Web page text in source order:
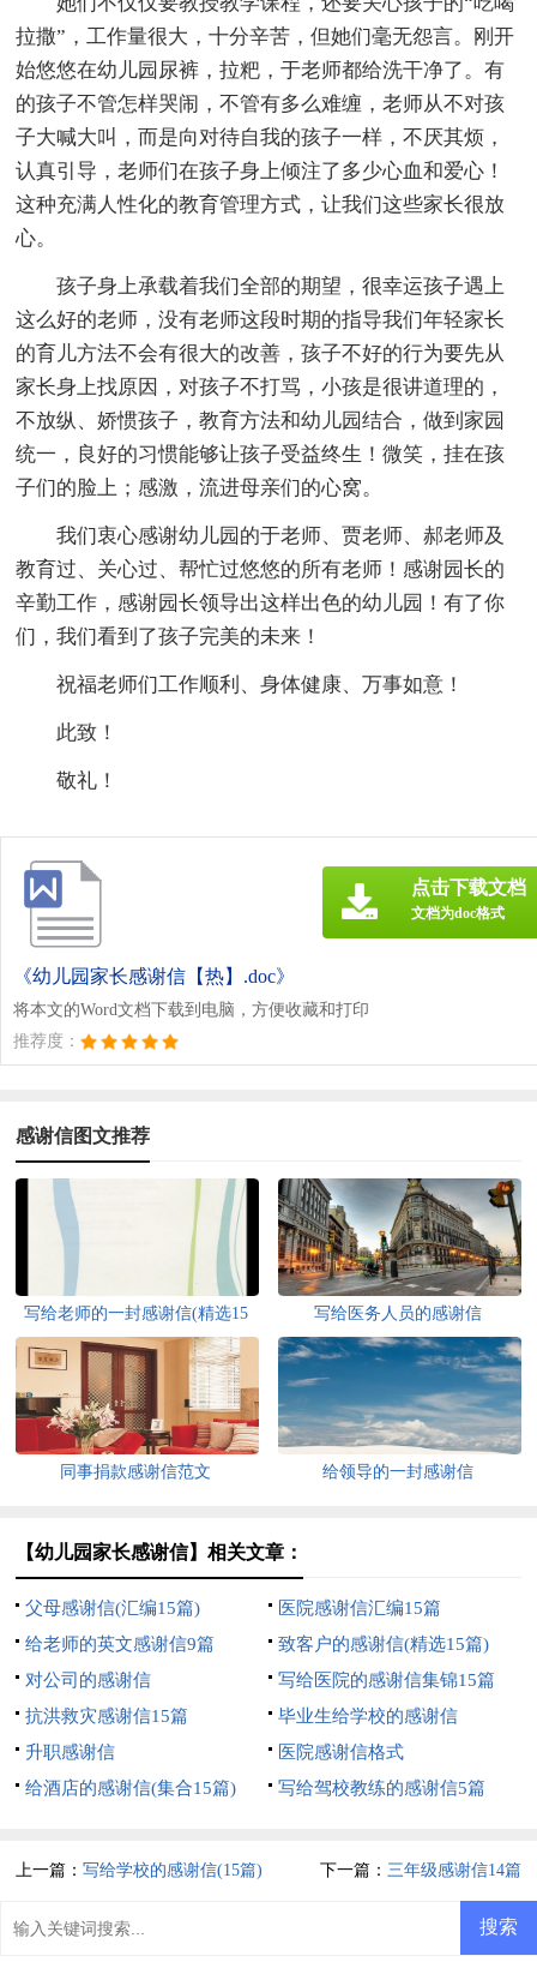
拉撒”，工作量很大，十分辛苦，但她们毫无怨言。刚开
始悠悠在幼儿园尿裤，拉粑，于老师都给洗干净了。有
的孩子不管怎样哭闹，不管有多么难缠，老师从不对孩
子大喊大叫，而是向对待自我的孩子一样，不厌其烦，
认真引导，老师们在孩子身上倾注了多少心血和爱心！
这种充满人性化的教育管理方式，让我们这些家长很放
心。
孩子身上承载着我们全部的期望，很幸运孩子遇上
这么好的老师，没有老师这段时期的指导我们年轻家长
的育儿方法不会有很大的改善，孩子不好的行为要先从
家长身上找原因，对孩子不打骂，小孩是很讲道理的，
不放纵、娇惯孩子，教育方法和幼儿园结合，做到家园
统一，良好的习惯能够让孩子受益终生！微笑，挂在孩
子们的脸上；感激，流进母亲们的心窝。
我们衷心感谢幼儿园的于老师、贾老师、郝老师及
教育过、关心过、帮忙过悠悠的所有老师！感谢园长的
辛勤工作，感谢园长领导出这样出色的幼儿园！有了你
们，我们看到了孩子完美的未来！
祝福老师们工作顺利、身体健康、万事如意！
此致！
敬礼！
《幼儿园家长感谢信【热】.doc》
将本文的Word文档下载到电脑，方便收藏和打印
推荐度：
点击下载文档
文档为doc格式
感谢信图文推荐
写给老师的一封感谢信(精选15
篇)
写给医务人员的感谢信
同事捐款感谢信范文 给领导的一封感谢信
【幼儿园家长感谢信】相关文章：
父母感谢信(汇编15篇)
医院感谢信汇编15篇
给老师的英文感谢信9篇
致客户的感谢信(精选15篇)
对公司的感谢信
写给医院的感谢信集锦15篇
抗洪救灾感谢信15篇
毕业生给学校的感谢信
升职感谢信
医院感谢信格式
给酒店的感谢信(集合15篇)
写给驾校教练的感谢信5篇
上一篇：写给学校的感谢信(15篇) 下一篇： 三年级感谢信14篇